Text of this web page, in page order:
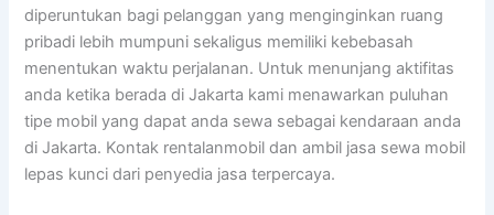
diperuntukan bagi pelanggan yang menginginkan ruang
pribadi lebih mumpuni sekaligus memiliki kebebasah
menentukan waktu perjalanan. Untuk menunjang aktifitas
anda ketika berada di Jakarta kami menawarkan puluhan
tipe mobil yang dapat anda sewa sebagai kendaraan anda
di Jakarta. Kontak rentalanmobil dan ambil jasa sewa mobil
lepas kunci dari penyedia jasa terpercaya.